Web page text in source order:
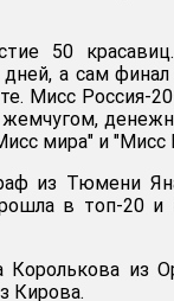
50
а сам
Мисс Россия-
мира" и "Мисс
из Тюмени
в топ-20 и
из
Кирова.